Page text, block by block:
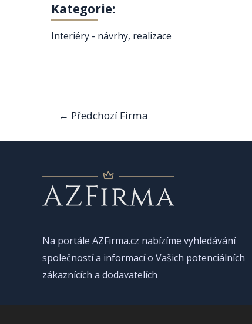
Kategorie:
Interiéry - návrhy, realizace
Navigace
pro
příspěvek
← Předchozí Firma
Na portále AZFirma.cz nabízíme vyhledávání
společností a informací o Vašich potenciálních
zákaznících a dodavatelích